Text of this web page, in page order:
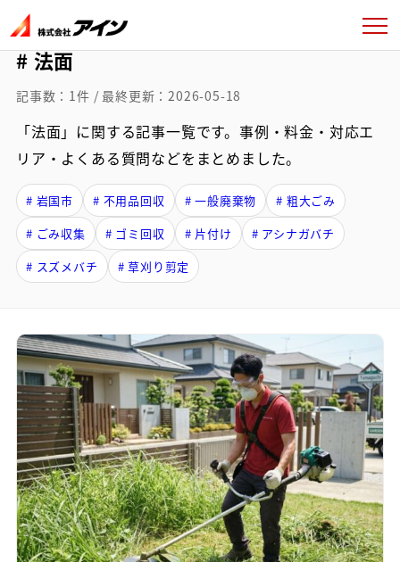
# 法面
記事数：1件 / 最終更新：2026-05-18
「法面」に関する記事一覧です。事例・料金・対応エ
リア・よくある質問などをまとめました。
# 岩国市 # 不用品回収 # 一般廃棄物
# 粗大ごみ
# ごみ収集
# ゴミ回収 # 片付け
# アシナガバチ
# スズメバチ
# 草刈り剪定